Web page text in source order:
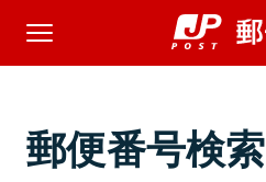
郵便番号検索